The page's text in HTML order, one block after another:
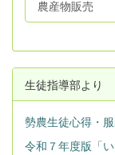
農産物販売
生徒指導部より
勢農生徒心得・
令和７年度版「